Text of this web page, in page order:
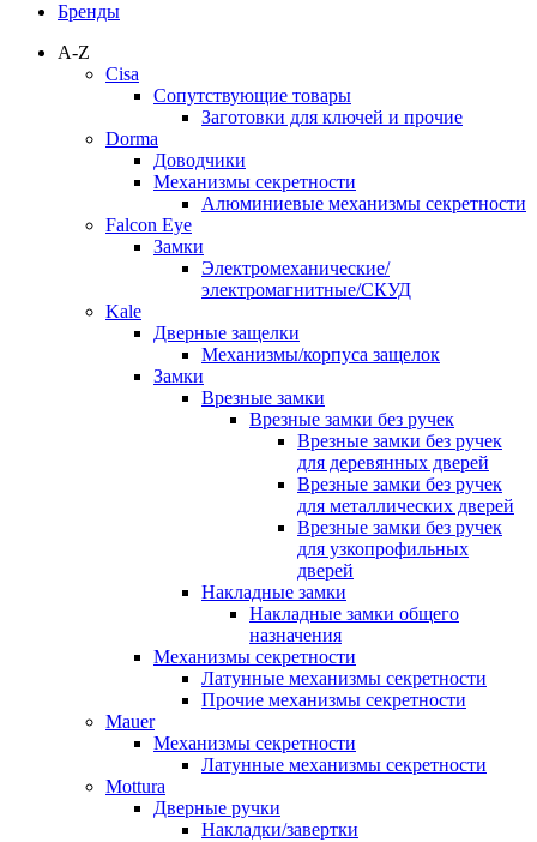
Бренды
A-Z
Cisa
Сопутствующие товары
Заготовки для ключей и прочие
Dorma
Доводчики
Механизмы секретности
Алюминиевые механизмы секретности
Falcon Eye
Замки
Электромеханические/
электромагнитные/СКУД
Kale
Дверные защелки
Механизмы/корпуса защелок
Замки
Врезные замки
Врезные замки без ручек
Врезные замки без ручек
для деревянных дверей
Врезные замки без ручек
для металлических дверей
Врезные замки без ручек
для узкопрофильных
дверей
Накладные замки
Накладные замки общего
назначения
Механизмы секретности
Латунные механизмы секретности
Прочие механизмы секретности
Mauer
Механизмы секретности
Латунные механизмы секретности
Mottura
Дверные ручки
Накладки/завертки